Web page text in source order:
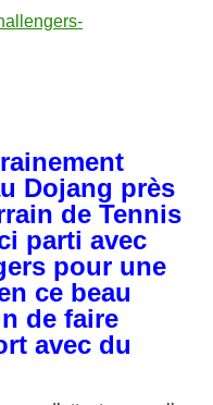
Dojang près
de Tennis
parti avec
pour une
ce beau
de faire
avec du